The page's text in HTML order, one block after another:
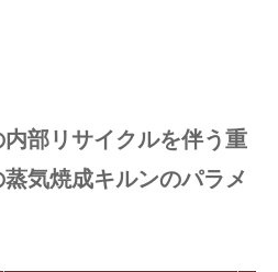
部リサイクルを伴う重
気焼成キルンのパラメ